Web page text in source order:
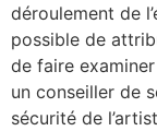
déroulement de
possible de
de faire
un conseiller de
sécurité de